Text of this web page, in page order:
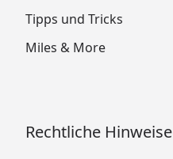
Tipps und Tricks
Miles & More
Rechtliche Hinweise